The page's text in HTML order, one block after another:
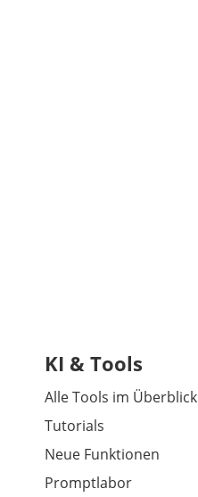
KI & Tools
Alle Tools im Überblick
Tutorials
Neue Funktionen
Promptlabor